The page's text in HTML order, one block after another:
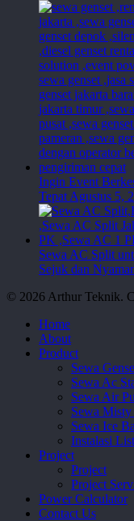
Ingin Event
Tepat Agustus 5,
Sewa AC Split
Sejuk dan
© 2026 Arthur Teknik.
Close
Menu
Home
About
Product
Sewa
Sewa Ac
Sewa Air
Sewa Misty
Sewa Ice
Instalasi
Project
Project
Project
Power Calculator
Contact Us